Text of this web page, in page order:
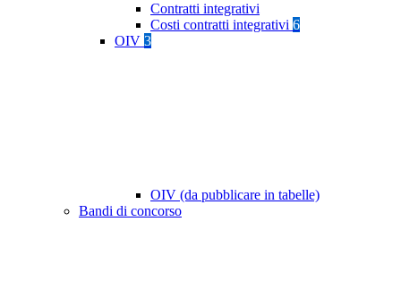
Contratti integrativi
Costi contratti integrativi 6
OIV 3
OIV (da pubblicare in tabelle)
Bandi di concorso